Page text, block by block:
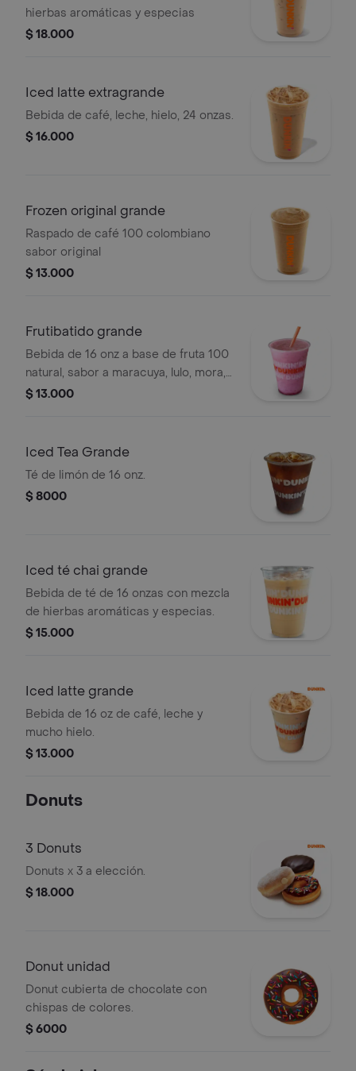
hierbas aromáticas y especias
$ 18.000
Iced latte extragrande
Bebida de café, leche, hielo, 24 onzas.
$ 16.000
Frozen original grande
Raspado de café 100 colombiano
sabor original
$ 13.000
Frutibatido grande
Bebida de 16 onz a base de fruta 100
natural, sabor a maracuya, lulo, mora,
guanábana y mango
$ 13.000
Iced Tea Grande
Té de limón de 16 onz.
$ 8000
Iced té chai grande
Bebida de té de 16 onzas con mezcla
de hierbas aromáticas y especias.
$ 15.000
Iced latte grande
Bebida de 16 oz de café, leche y
mucho hielo.
$ 13.000
Donuts
3 Donuts
Donuts x 3 a elección.
$ 18.000
Donut unidad
Donut cubierta de chocolate con
chispas de colores.
$ 6000